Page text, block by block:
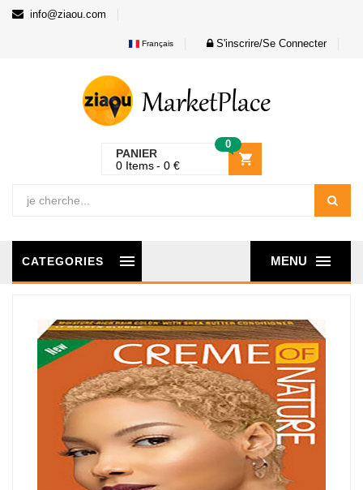
info@ziaou.com
Français S'inscrire/Se Connecter
PANIER
0
0 Items 0 €
MENU
CATEGORIES